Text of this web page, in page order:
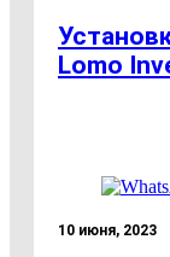
Lomo
10 июня, 2023